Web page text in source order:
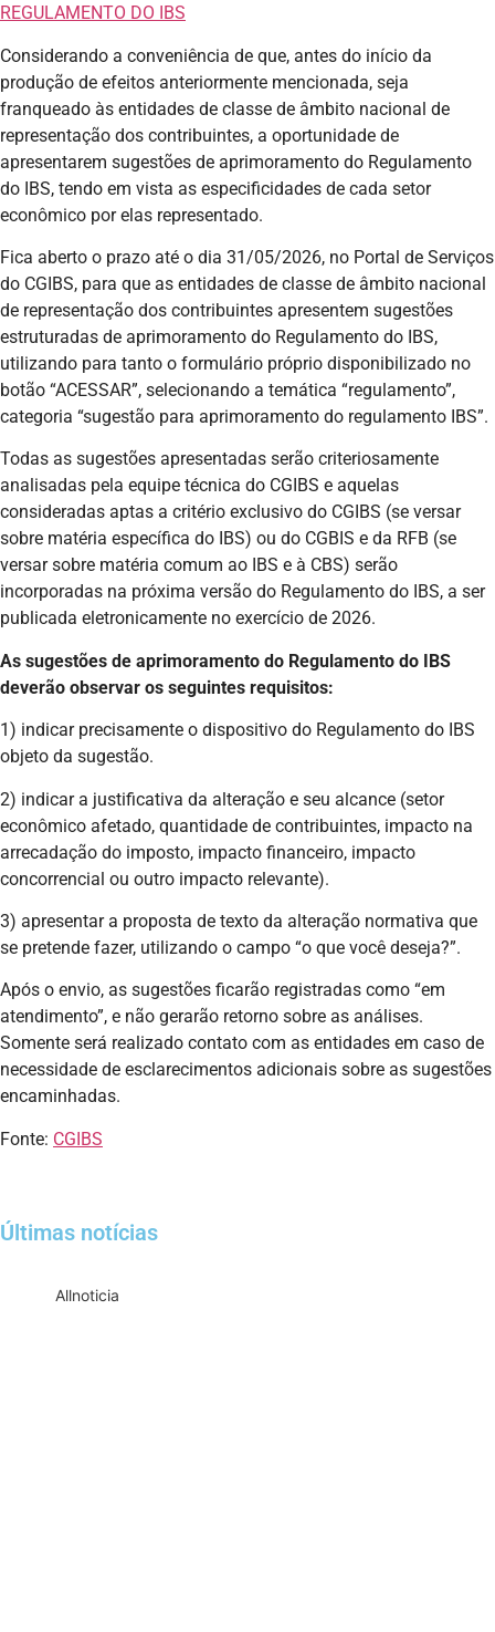
REGULAMENTO DO IBS
Considerando a conveniência de que, antes do início da
produção de efeitos anteriormente mencionada, seja
franqueado às entidades de classe de âmbito nacional de
representação dos contribuintes, a oportunidade de
apresentarem sugestões de aprimoramento do Regulamento
do IBS, tendo em vista as especificidades de cada setor
econômico por elas representado.
Fica aberto o prazo até o dia 31/05/2026, no Portal de Serviços
do CGIBS, para que as entidades de classe de âmbito nacional
de representação dos contribuintes apresentem sugestões
estruturadas de aprimoramento do Regulamento do IBS,
utilizando para tanto o formulário próprio disponibilizado no
botão “ACESSAR”, selecionando a temática “regulamento”,
categoria “sugestão para aprimoramento do regulamento IBS”.
Todas as sugestões apresentadas serão criteriosamente
analisadas pela equipe técnica do CGIBS e aquelas
consideradas aptas a critério exclusivo do CGIBS (se versar
sobre matéria específica do IBS) ou do CGBIS e da RFB (se
versar sobre matéria comum ao IBS e à CBS) serão
incorporadas na próxima versão do Regulamento do IBS, a ser
publicada eletronicamente no exercício de 2026.
As sugestões de aprimoramento do Regulamento do IBS
deverão observar os seguintes requisitos:
1) indicar precisamente o dispositivo do Regulamento do IBS
objeto da sugestão.
2) indicar a justificativa da alteração e seu alcance (setor
econômico afetado, quantidade de contribuintes, impacto na
arrecadação do imposto, impacto financeiro, impacto
concorrencial ou outro impacto relevante).
3) apresentar a proposta de texto da alteração normativa que
se pretende fazer, utilizando o campo “o que você deseja?”.
Após o envio, as sugestões ficarão registradas como “em
atendimento”, e não gerarão retorno sobre as análises.
Somente será realizado contato com as entidades em caso de
necessidade de esclarecimentos adicionais sobre as sugestões
encaminhadas.
Fonte: CGIBS
Últimas notícias
Allnoticia